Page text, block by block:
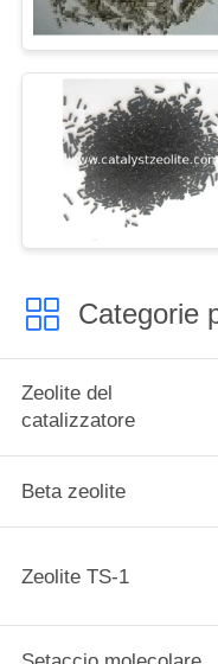
Categorie
Zeolite del
catalizzatore
Beta zeolite
Zeolite TS-1